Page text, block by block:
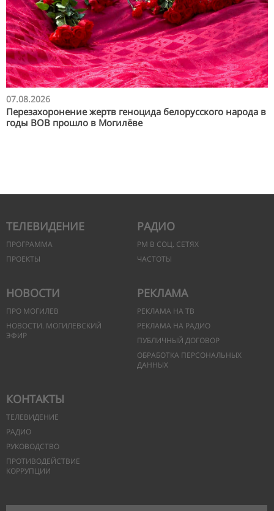
07.08.2026
Перезахоронение жертв геноцида белорусского народа в
годы ВОВ прошло в Могилёве
ТЕЛЕВИДЕНИЕ
ПРОГРАММА
ПРОЕКТЫ
РАДИО
РМ В СОЦ. СЕТЯХ
ЧАСТОТЫ
НОВОСТИ
ПРО МОГИЛЕВ
НОВОСТИ. МОГИЛЕВСКИЙ
ЭФИР
РЕКЛАМА
РЕКЛАМА НА ТВ
РЕКЛАМА НА РАДИО
ПУБЛИЧНЫЙ ДОГОВОР
ОБРАБОТКА ПЕРСОНАЛЬНЫХ
ДАННЫХ
КОНТАКТЫ
ТЕЛЕВИДЕНИЕ
РАДИО
РУКОВОДСТВО
ПРОТИВОДЕЙСТВИЕ
КОРРУПЦИИ